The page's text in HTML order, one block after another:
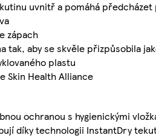
uvnitř a pomáhá
zápach
tak, aby se skvěle přizpůsobila
plastu
Skin Health Alliance
ochranou s hygienickými
díky technologii InstantDry